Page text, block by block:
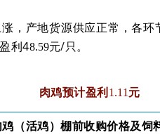
，产地货源供应正常，各
利48.59元/只。
肉鸡预计盈利1.11 元
（活鸡）棚前收购价格及饲